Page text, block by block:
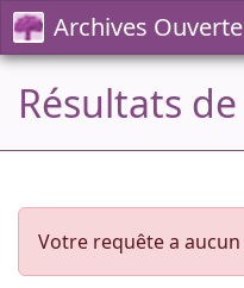
Archives
Résultats
Votre requête a